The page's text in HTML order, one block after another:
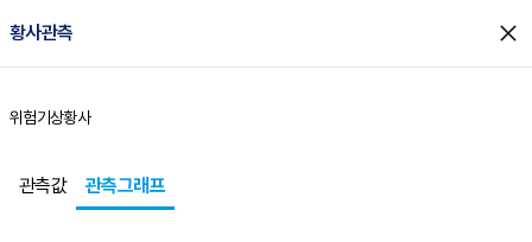
황사관측 close
홈
위험기상황사
관측값 관측그래프